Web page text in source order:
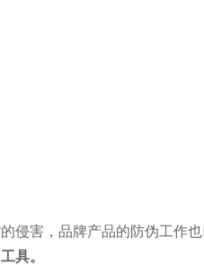
侵害，品牌产品的防伪工作也
具。